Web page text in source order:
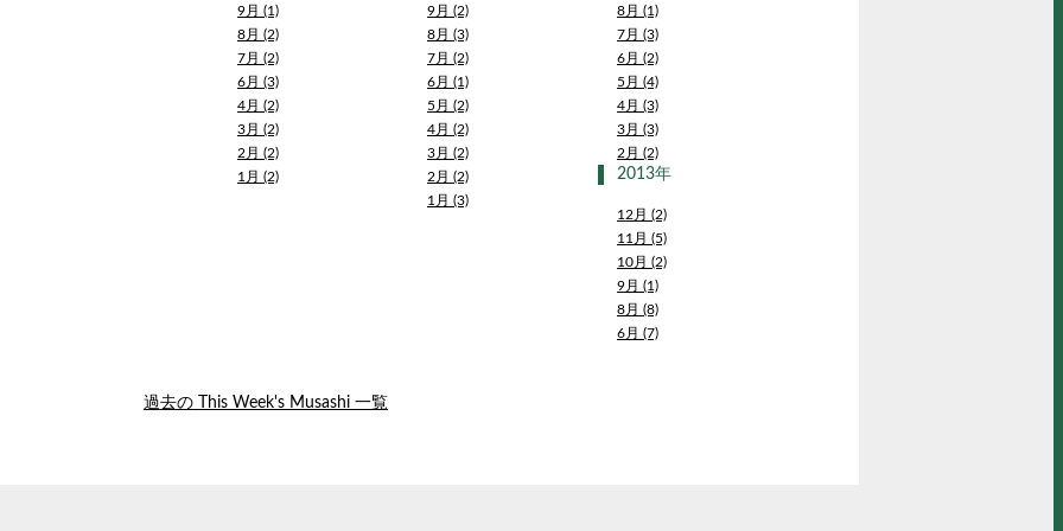
9月 (1)
8月 (2)
7月 (2)
6月 (3)
4月 (2)
3月 (2)
2月 (2)
1月 (2)
9月 (2)
8月 (3)
7月 (2)
6月 (1)
5月 (2)
4月 (2)
3月 (2)
2月 (2)
1月 (3)
8月 (1)
7月 (3)
6月 (2)
5月 (4)
4月 (3)
3月 (3)
2月 (2)
2013年
12月 (2)
11月 (5)
10月 (2)
9月 (1)
8月 (8)
6月 (7)
過去の This Week's Musashi 一覧